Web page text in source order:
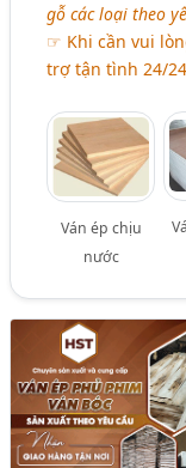
gỗ các loại theo
☞ Khi cần vui
trợ tận tình 24/
Ván ép chịu
nước